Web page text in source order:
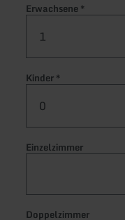
Erwachsene*
Kinder*
Einzelzimmer
Doppelzimmer